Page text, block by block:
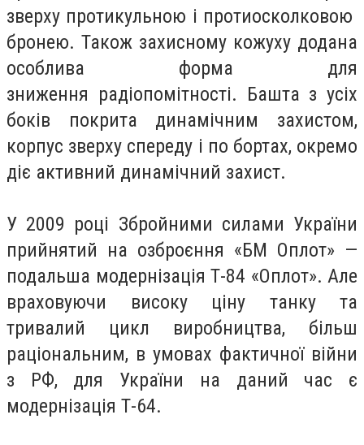
зверху протикульною і протиосколковою
бронею. Також захисному кожуху додана
особлива форма для
зниження радіопомітності. Башта з усіх
боків покрита динамічним захистом,
корпус зверху спереду і по бортах, окремо
діє активний динамічний захист.
У 2009 році Збройними силами України
прийнятий на озброєння «БМ Оплот» —
подальша модернізація Т-84 «Оплот». Але
враховуючи високу ціну танку та
тривалий цикл виробництва, більш
раціональним, в умовах фактичної війни
з РФ, для України на даний час є
модернізація Т-64.